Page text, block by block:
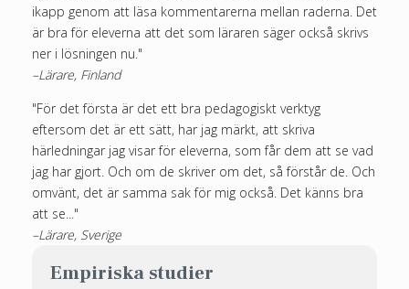
ikapp genom att läsa kommentarerna mellan raderna. Det
är bra för eleverna att det som läraren säger också skrivs
ner i lösningen nu."
–Lärare, Finland
"För det första är det ett bra pedagogiskt verktyg
eftersom det är ett sätt, har jag märkt, att skriva
härledningar jag visar för eleverna, som får dem att se vad
jag har gjort. Och om de skriver om det, så förstår de. Och
omvänt, det är samma sak för mig också. Det känns bra
att se..."
–Lärare, Sverige
Empiriska studier